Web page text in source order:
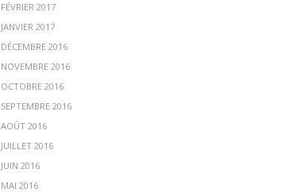
FÉVRIER 2017
JANVIER 2017
DÉCEMBRE 2016
NOVEMBRE 2016
OCTOBRE 2016
SEPTEMBRE 2016
AOÛT 2016
JUILLET 2016
JUIN 2016
MAI 2016